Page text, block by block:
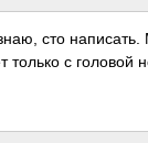
сто напи­сать.
с головой